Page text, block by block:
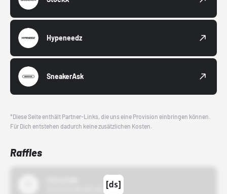
Hypeneedz
SneakerAsk
*Diese Seite enthält Partner-Links, die uns eine Provision einbringen können.
Für Dich entstehen dadurch keine zusätzlichen Kosten.
Raffles